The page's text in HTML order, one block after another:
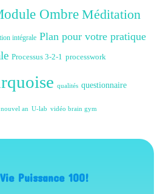
Ombre Méditation
intégrale Plan pour votre pratique
Processus 3-2-1 processwork
qualités questionnaire
an U-lab vidéo brain gym
Puissance 100!